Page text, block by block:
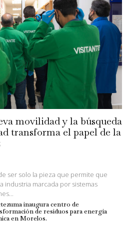
movilidad y la búsqueda
transforma el papel de la
ser solo la pieza que permite que
industria marcada por sistemas
inaugura centro de
de residuos para energía
en Morelos.